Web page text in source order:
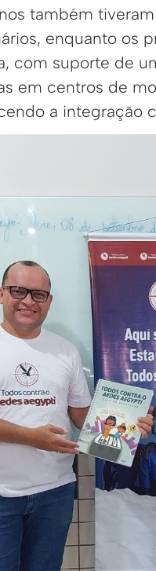
também
enquanto os
com suporte de
em centros de
a integração